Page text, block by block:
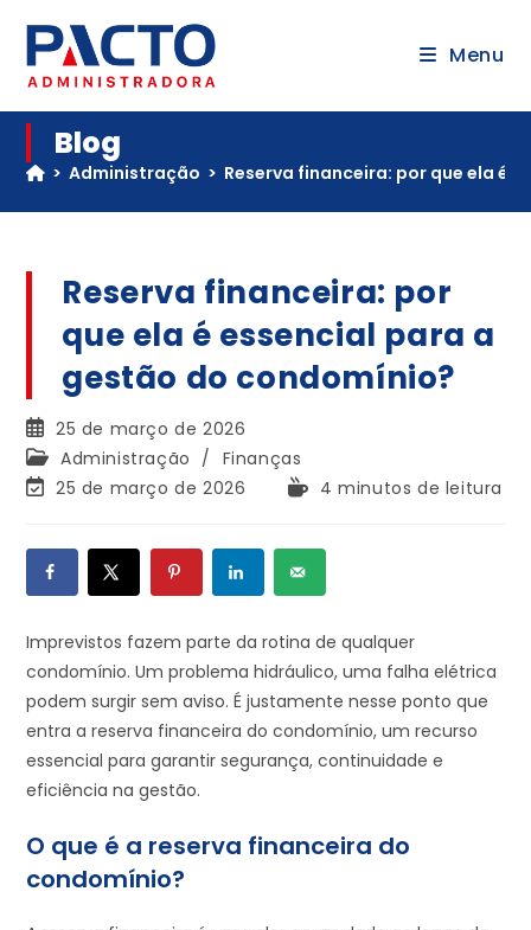
Menu
Blog
> Administração > Reserva financeira: por que ela é
Reserva financeira: por
que ela é essencial para a
gestão do condomínio?
25 de março de 2026
Administração / Finanças
25 de março de 2026
4 minutos de leitura
Imprevistos fazem parte da rotina de qualquer
condomínio. Um problema hidráulico, uma falha elétrica
podem surgir sem aviso. É justamente nesse ponto que
entra a reserva financeira do condomínio, um recurso
essencial para garantir segurança, continuidade e
eficiência na gestão.
O que é a reserva financeira do
condomínio?